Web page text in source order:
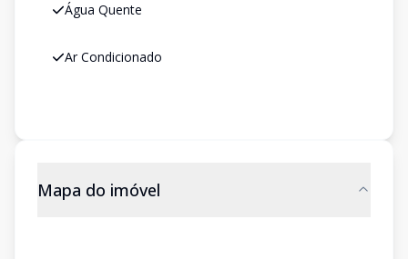
Água Quente
Ar Condicionado
Mapa do imóvel